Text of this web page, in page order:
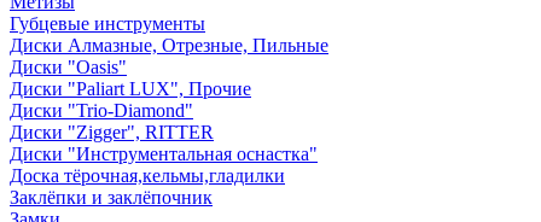
Губцевые инструменты
Диски Алмазные, Отрезные, Пильные
Диски "Oasis"
Диски "Paliart LUX", Прочие
Диски "Trio-Diamond"
Диски "Zigger", RITTER
Диски "Инструментальная оснастка"
Доска тёрочная,кельмы,гладилки
Заклёпки и заклёпочник